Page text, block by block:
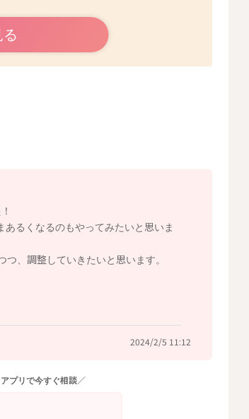
るかもしれません。
いないことがあるのかなと思いまし
を入れ込んでみます。顎とお胸がくっ
し長く寝てくれるようになることもあ
るくなるのもやってみたいと思いま
、調整していきたいと思います。
2024/2/5 11:12
プリで今すぐ相談／